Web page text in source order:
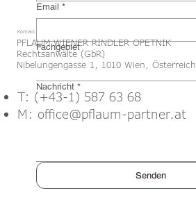
Email *
Fachgebiet
Nachricht *
Senden
Kontakt
PFLAUM WIENER RINDLER OPETNIK
Rechtsanwälte (GbR)
Nibelungengasse 1, 1010 Wien, Österreich
T: (+43-1) 587 63 68
M: office@pflaum-partner.at